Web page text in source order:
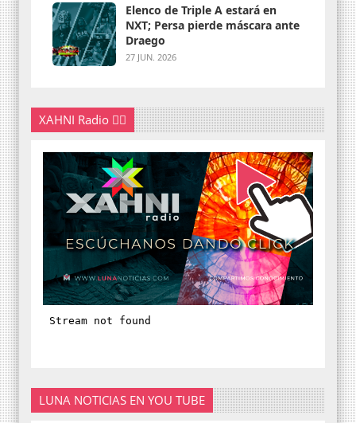
Elenco de Triple A estará en
NXT; Persa pierde máscara ante
Draego
27 JUN. 2026
XAHNI Radio 👇🏽
LUNA NOTICIAS EN YOU TUBE